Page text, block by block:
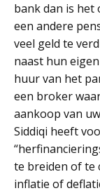
bank dan is het
een andere
veel geld te
naast hun
huur van het
een broker
aankoop van
Siddiqi heeft
te breiden of te
inflatie of